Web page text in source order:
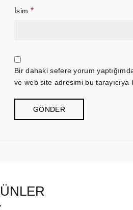
İsim *
Bir dahaki sefere yorum
ve web site adresimi bu tarayıcıya